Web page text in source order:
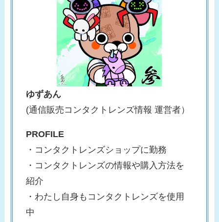
ゆずあん
(通信販売コンタクトレンズ情報 運営者）
PROFILE
・コンタクトレンズショップに勤務
・コンタクトレンズの情報や購入方法を
紹介
・わたし自身もコンタクトレンズを使用
中